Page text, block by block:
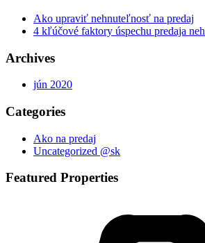
Ako upraviť nehnuteľnosť na predaj
4 kľúčové faktory úspechu predaja
Archives
jún 2020
Categories
Ako na predaj
Uncategorized @sk
Featured Properties